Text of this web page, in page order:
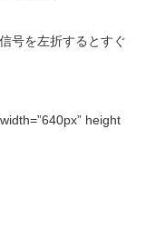
号を左折するとすぐ
height